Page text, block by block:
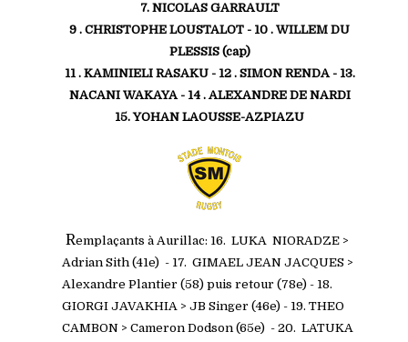
7. NICOLAS GARRAULT
9 . CHRISTOPHE LOUSTALOT - 10 . WILLEM DU
PLESSIS (cap)
11 . KAMINIELI RASAKU - 12 . SIMON RENDA - 13.
NACANI WAKAYA - 14 . ALEXANDRE DE NARDI
15. YOHAN LAOUSSE-AZPIAZU
Remplaçants à Aurillac: 16. LUKA NIORADZE >
Adrian Sith (41e) - 17. GIMAEL JEAN JACQUES >
Alexandre Plantier (58) puis retour (78e) - 18.
GIORGI JAVAKHIA > JB Singer (46e) - 19. THEO
CAMBON > Cameron Dodson (65e) - 20. LATUKA